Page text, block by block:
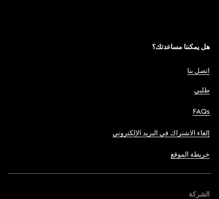
هل يمكننا مساعدتك؟
اتصل بنا
طلبي
FAQs
إلغاء الاشتراك في البريد الإلكتروني
خريطة الموقع
الشركة